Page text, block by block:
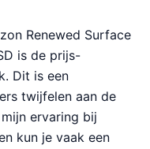
Renewed Surface
is de prijs-
Dit is een
twijfelen aan de
ervaring bij
kun je vaak een